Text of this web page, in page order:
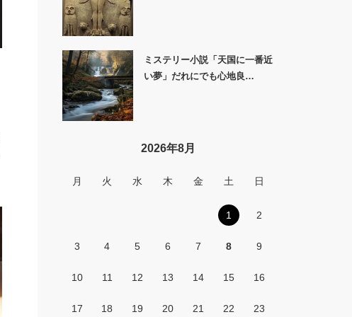
ミステリー小説「天国に一番近
い夢」だれにでも心地良…
2026年8月
月 火 水 木 金 土 日
1 2
3 4 5 6 7 8 9
10 11 12 13 14 15 16
17 18 19 20 21 22 23